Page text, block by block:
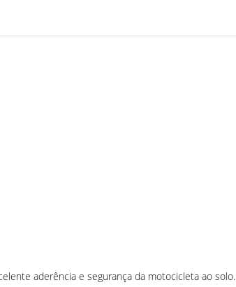
aderência e segurança da motocicleta ao solo.